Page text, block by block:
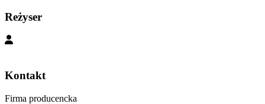
Reżyser
Kontakt
Firma producencka